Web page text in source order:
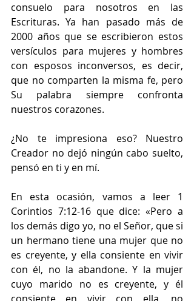
consuelo para nosotros en las
Escrituras. Ya han pasado más de
2000 años que se escribieron estos
versículos para mujeres y hombres
con esposos inconversos, es decir,
que no comparten la misma fe, pero
Su palabra siempre confronta
nuestros corazones.
¿No te impresiona eso? Nuestro
Creador no dejó ningún cabo suelto,
pensó en ti y en mí.
En esta ocasión, vamos a leer 1
Corintios 7:12-16 que dice: «Pero a
los demás digo yo, no el Señor, que si
un hermano tiene una mujer que no
es creyente, y ella consiente en vivir
con él, no la abandone. Y la mujer
cuyo marido no es creyente, y él